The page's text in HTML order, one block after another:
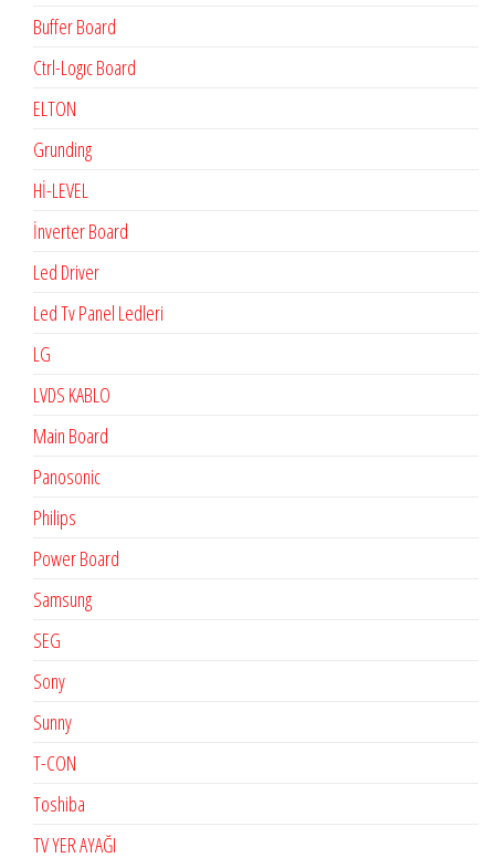
Buffer Board
Ctrl-Logıc Board
ELTON
Grunding
Hİ-LEVEL
İnverter Board
Led Driver
Led Tv Panel Ledleri
LG
LVDS KABLO
Main Board
Panosonic
Philips
Power Board
Samsung
SEG
Sony
Sunny
T-CON
Toshiba
TV YER AYAĞI